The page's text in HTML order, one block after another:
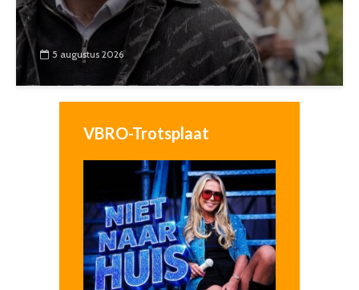
5 augustus 2026
VBRO-Trotsplaat